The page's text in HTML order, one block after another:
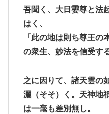
吾聞く、大日孁尊と法
はく、
「此の地は則ち尊王の
の衆生、妙法を信受す
之に因りて、諸天雲の
灑（そそ）く。天神地
は一毫も差別無し。